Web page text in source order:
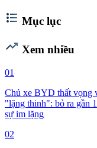
format_list_bulleted Mục lục
trending_up Xem nhiều
01
Chủ xe BYD thất vọng
"lặng thinh": bỏ ra gần
sự im lặng
02